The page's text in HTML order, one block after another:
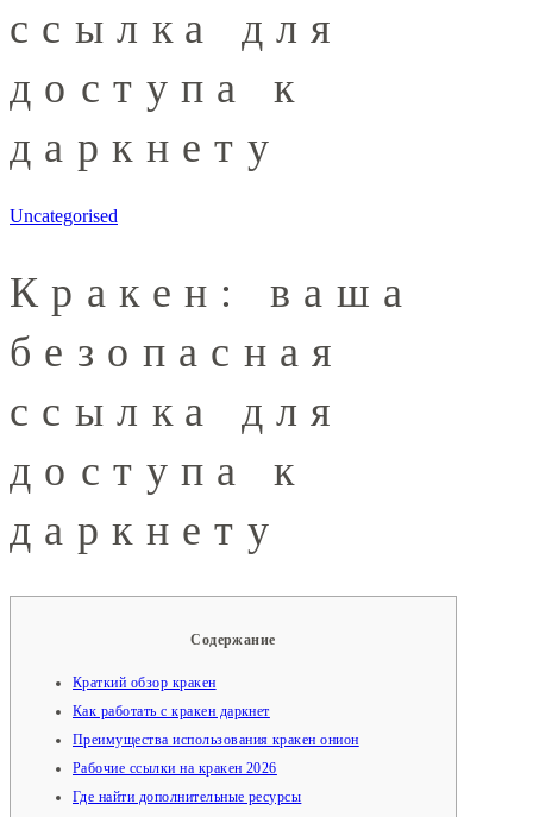
ссылка для
доступа к
даркнету
Uncategorised
Кракен: ваша
безопасная
ссылка для
доступа к
даркнету
Содержание
Краткий обзор кракен
Как работать с кракен даркнет
Преимущества использования кракен онион
Рабочие ссылки на кракен 2026
Где найти дополнительные ресурсы